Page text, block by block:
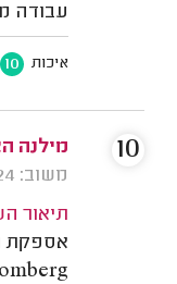
עבודה
איכות 10
מילנה
משוב: 22/11/2024
תיאור
אספקת
10